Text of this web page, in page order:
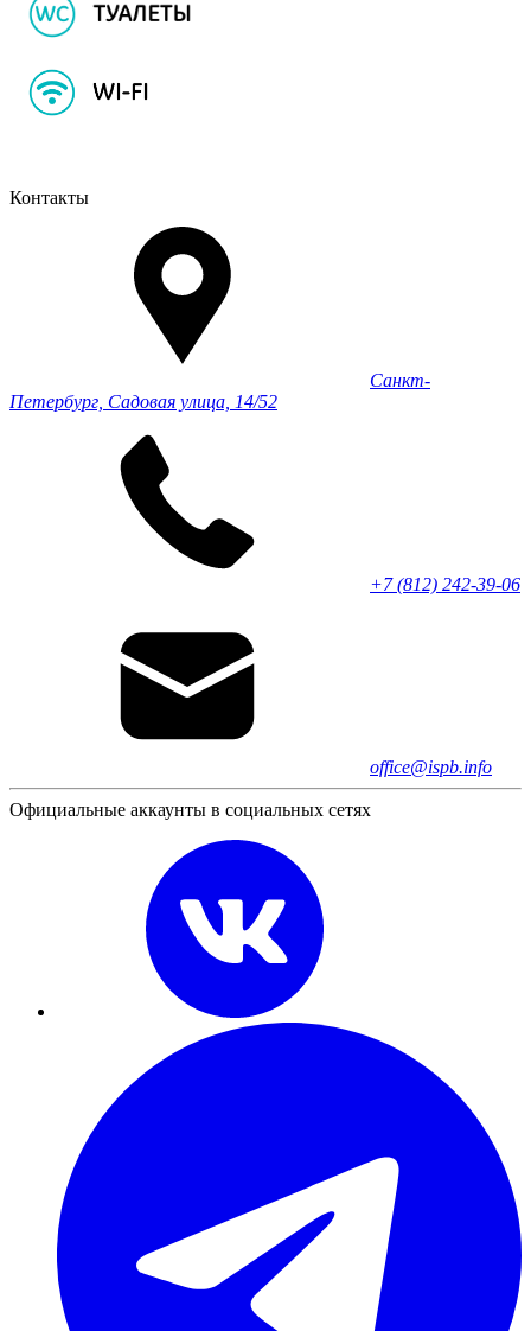
Контакты
Санкт-
Петербург, Садовая улица, 14/52
+7 (812) 242-39-06
office@ispb.info
Официальные аккаунты в социальных сетях